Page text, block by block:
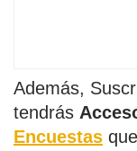
Además,
tendrás
Encuestas